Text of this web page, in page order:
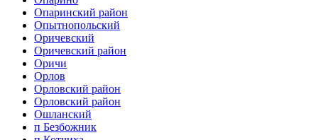
Опаринский район
Опытнопольский
Оричевский
Оричевский район
Оричи
Орлов
Орловский район
Орловский район
Ошланский
п Безбожник